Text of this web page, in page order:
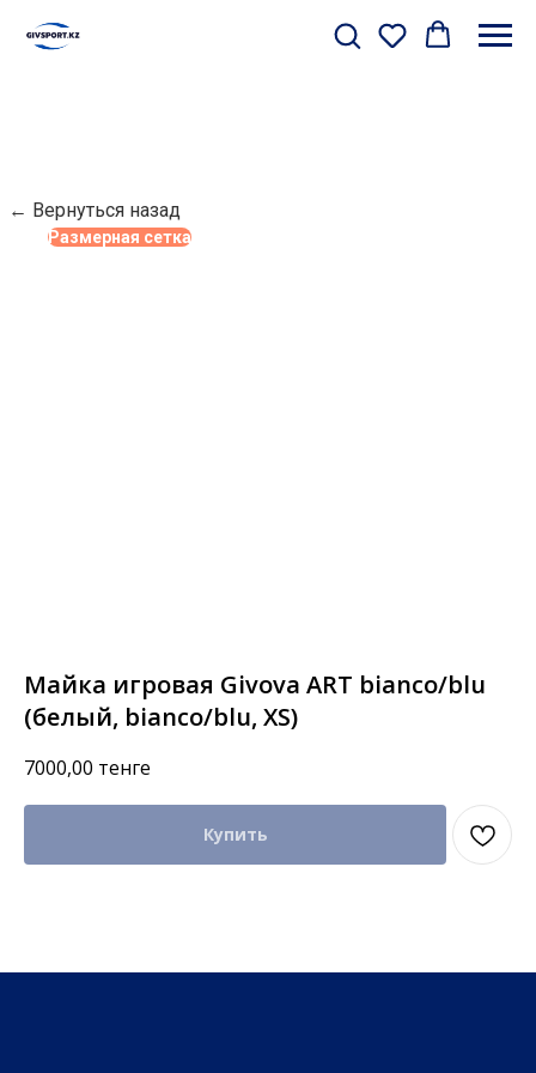
← Вернуться назад
Размерная сетка
Майка игровая Givova ART bianco/blu
(белый, bianco/blu, XS)
7000,00 тенге
Купить